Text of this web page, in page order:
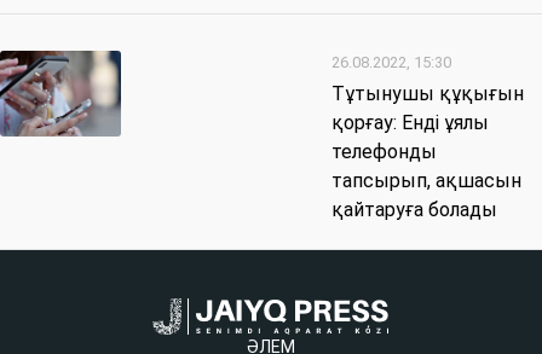
26.08.2022, 15:30
Тұтынушы құқығын
қорғау: Енді ұялы
телефонды
тапсырып, ақшасын
қайтаруға болады
ӘЛЕМ